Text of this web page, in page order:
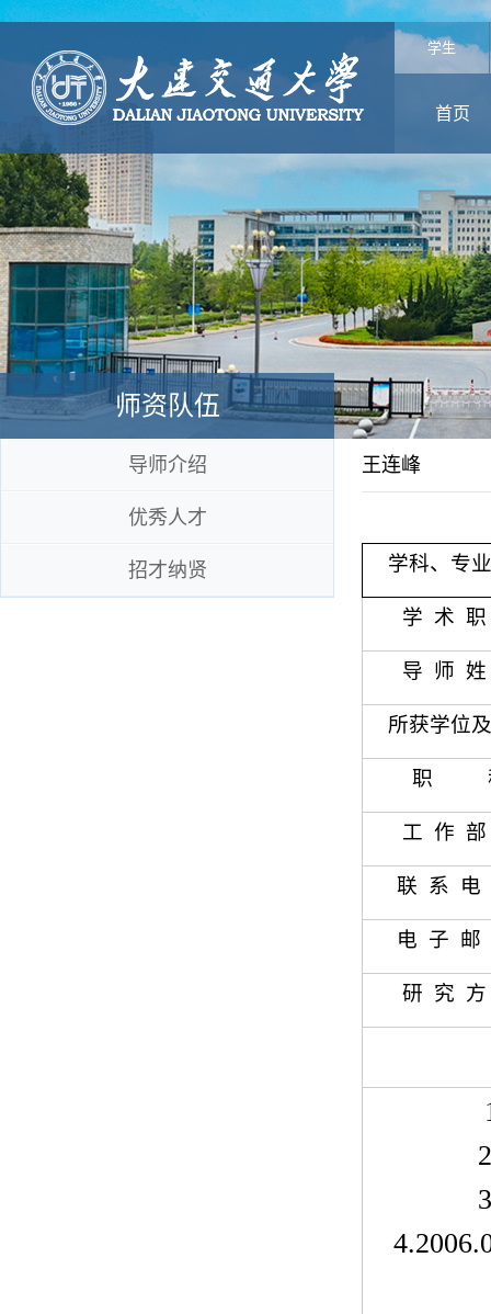
学生
首页
师资队伍
导师介绍
优秀人才
招才纳贤
王连峰
学科、专
学 术 职
导 师 姓
所获学位
职
工 作 部
联 系 电
电 子 邮
研 究 方